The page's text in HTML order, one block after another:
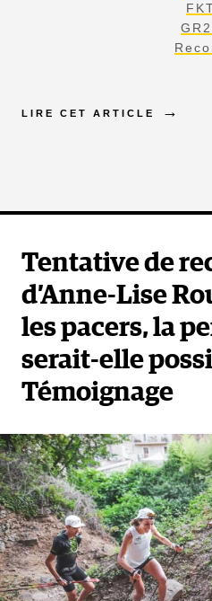
LIRE CET ARTICLE
Tentative de
d’Anne-Lise
les pacers, la
serait-elle
Témoignage